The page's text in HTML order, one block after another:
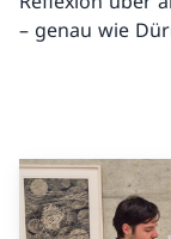
– genau wie